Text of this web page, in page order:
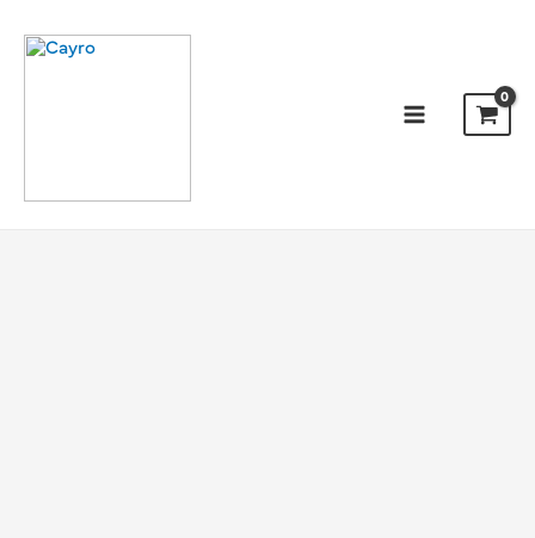
contenido
Main